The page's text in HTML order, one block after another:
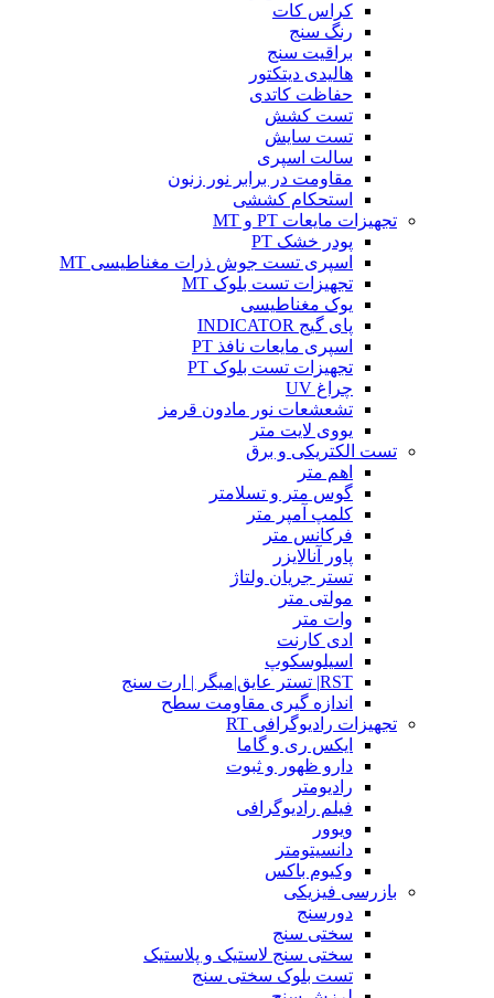
کراس کات
رنگ سنج
براقیت سنج
هالیدی دیتکتور
حفاظت کاتدی
تست کشش
تست سایش
سالت اسپری
مقاومت در برابر نور زنون
استحکام کششی
تجهیزات مایعات PT و MT
پودر خشک PT
اسپری تست جوش ذرات مغناطیسی MT
تجهیزات تست بلوک MT
یوک مغناطیسی
پای گیج INDICATOR
اسپری مایعات نافذ PT
تجهیزات تست بلوک PT
چراغ UV
تشعشعات نور مادون قرمز
یووی لایت متر
تست الکتریکی و برق
اهم متر
گوس متر و تسلامتر
کلمپ آمپر متر
فرکانس متر
پاور آنالایزر
تستر جریان ولتاژ
مولتی متر
وات متر
ادی کارنت
اسیلوسکوپ
RST| تستر عایق|میگر | ارت سنج
اندازه گیری مقاومت سطح
تجهیزات رادیوگرافی RT
ایکس ری و گاما
دارو ظهور و ثبوت
رادیومتر
فیلم رادیوگرافی
ویوور
دانسیتومتر
وکیوم باکس
بازرسی فیزیکی
دورسنج
سختی سنج
سختی سنج لاستیک و پلاستیک
تست بلوک سختی سنج